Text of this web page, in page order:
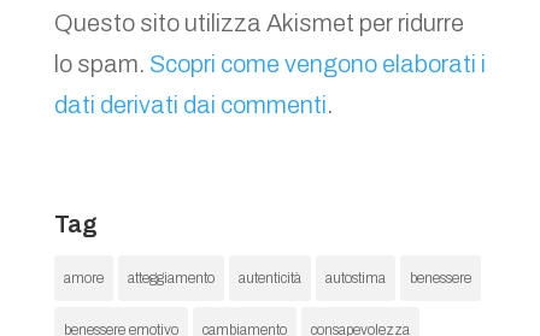
Questo sito utilizza Akismet per ridurre
lo spam. Scopri come vengono elaborati i
dati derivati dai commenti.
Tag
amore atteggiamento autenticità autostima benessere
benessere emotivo cambiamento consapevolezza